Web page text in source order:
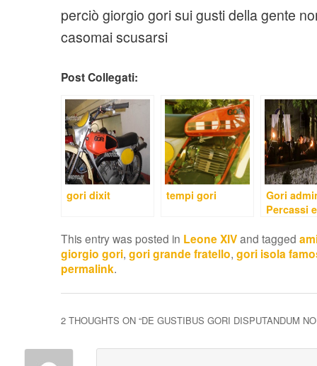
perciò giorgio gori sui gusti della gente
casomai scusarsi
Post Collegati:
gori dixit tempi gori
Gori
Percassi
sharing
This entry was posted in Leone XIVand tagged
giorgio gori, gori grande fratello, gori isola
permalink.
2 THOUGHTS ON “DE GUSTIBUS GORI DISPUTANDUM